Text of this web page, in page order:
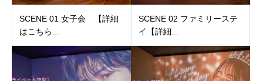
SCENE 01 女子会 【詳細
はこちら...
SCENE 02 ファミリーステ
イ【詳細...